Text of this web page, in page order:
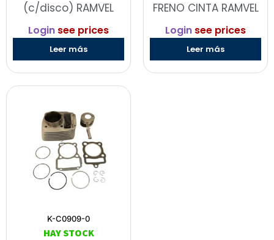
(c/disco) RAMVEL
Login see prices
Leer más
FRENO CINTA RAMVEL
Login see prices
Leer más
K-C0909-0
HAY STOCK